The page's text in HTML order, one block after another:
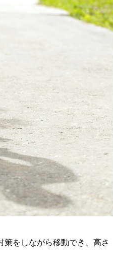
をしながら移動でき、高さ